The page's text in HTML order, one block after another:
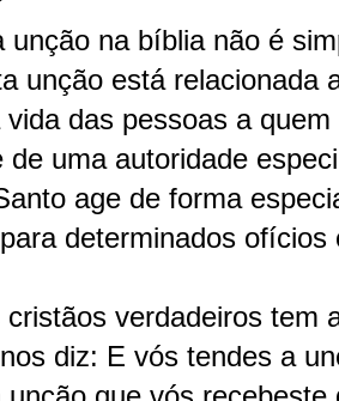
unção na bíblia não é
unção está relacionada
vida das pessoas a
de uma autoridade
age de forma
determinados
cristãos verdadeiros tem
diz: E vós tendes a